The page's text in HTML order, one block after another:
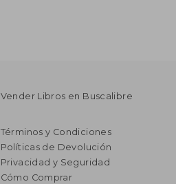
Vender Libros en Buscalibre
Términos y Condiciones
Políticas de Devolución
Privacidad y Seguridad
Cómo Comprar